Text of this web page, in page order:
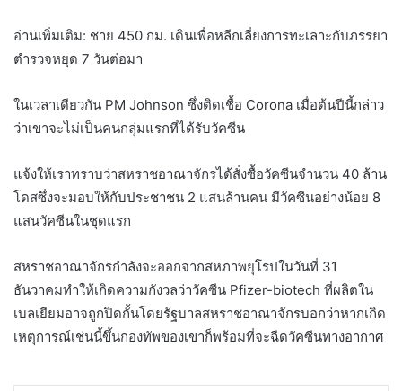
อ่านเพิ่มเติม: ชาย 450 กม. เดินเพื่อหลีกเลี่ยงการทะเลาะกับภรรยา
ตำรวจหยุด 7 วันต่อมา
ในเวลาเดียวกัน PM Johnson ซึ่งติดเชื้อ Corona เมื่อต้นปีนี้กล่าว
ว่าเขาจะไม่เป็นคนกลุ่มแรกที่ได้รับวัคซีน
แจ้งให้เราทราบว่าสหราชอาณาจักรได้สั่งซื้อวัคซีนจำนวน 40 ล้าน
โดสซึ่งจะมอบให้กับประชาชน 2 แสนล้านคน มีวัคซีนอย่างน้อย 8
แสนวัคซีนในชุดแรก
สหราชอาณาจักรกำลังจะออกจากสหภาพยุโรปในวันที่ 31
ธันวาคมทำให้เกิดความกังวลว่าวัคซีน Pfizer-biotech ที่ผลิตใน
เบลเยียมอาจถูกปิดกั้นโดยรัฐบาลสหราชอาณาจักรบอกว่าหากเกิด
เหตุการณ์เช่นนี้ขึ้นกองทัพของเขาก็พร้อมที่จะฉีดวัคซีนทางอากาศ